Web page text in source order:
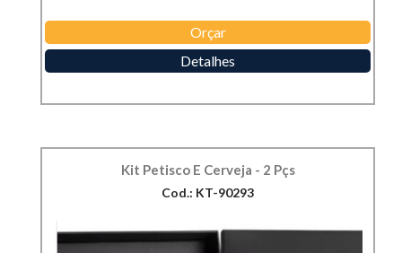
Orçar
Detalhes
Kit Petisco E Cerveja - 2 Pçs
Cod.: KT-90293